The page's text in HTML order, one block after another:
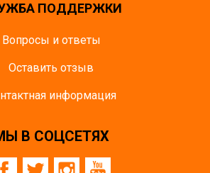
ПОДДЕРЖКИ
Вопросы и ответы
Оставить отзыв
информация
В СОЦСЕТЯХ